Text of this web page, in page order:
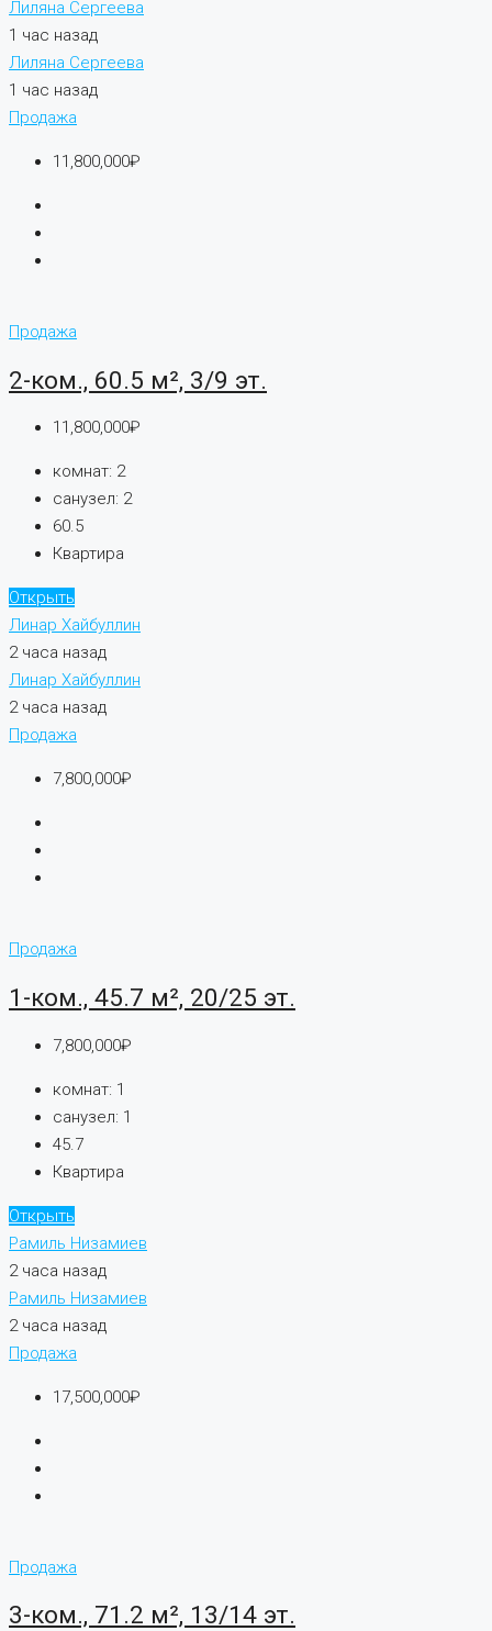
Лиляна Сергеева
1 час назад
Лиляна Сергеева
1 час назад
Продажа
11,800,000₽
Продажа
2-ком., 60.5 м², 3/9 эт.
11,800,000₽
комнат: 2
санузел: 2
60.5
Квартира
Открыть
Линар Хайбуллин
2 часа назад
Линар Хайбуллин
2 часа назад
Продажа
7,800,000₽
Продажа
1-ком., 45.7 м², 20/25 эт.
7,800,000₽
комнат: 1
санузел: 1
45.7
Квартира
Открыть
Рамиль Низамиев
2 часа назад
Рамиль Низамиев
2 часа назад
Продажа
17,500,000₽
Продажа
3-ком., 71.2 м², 13/14 эт.